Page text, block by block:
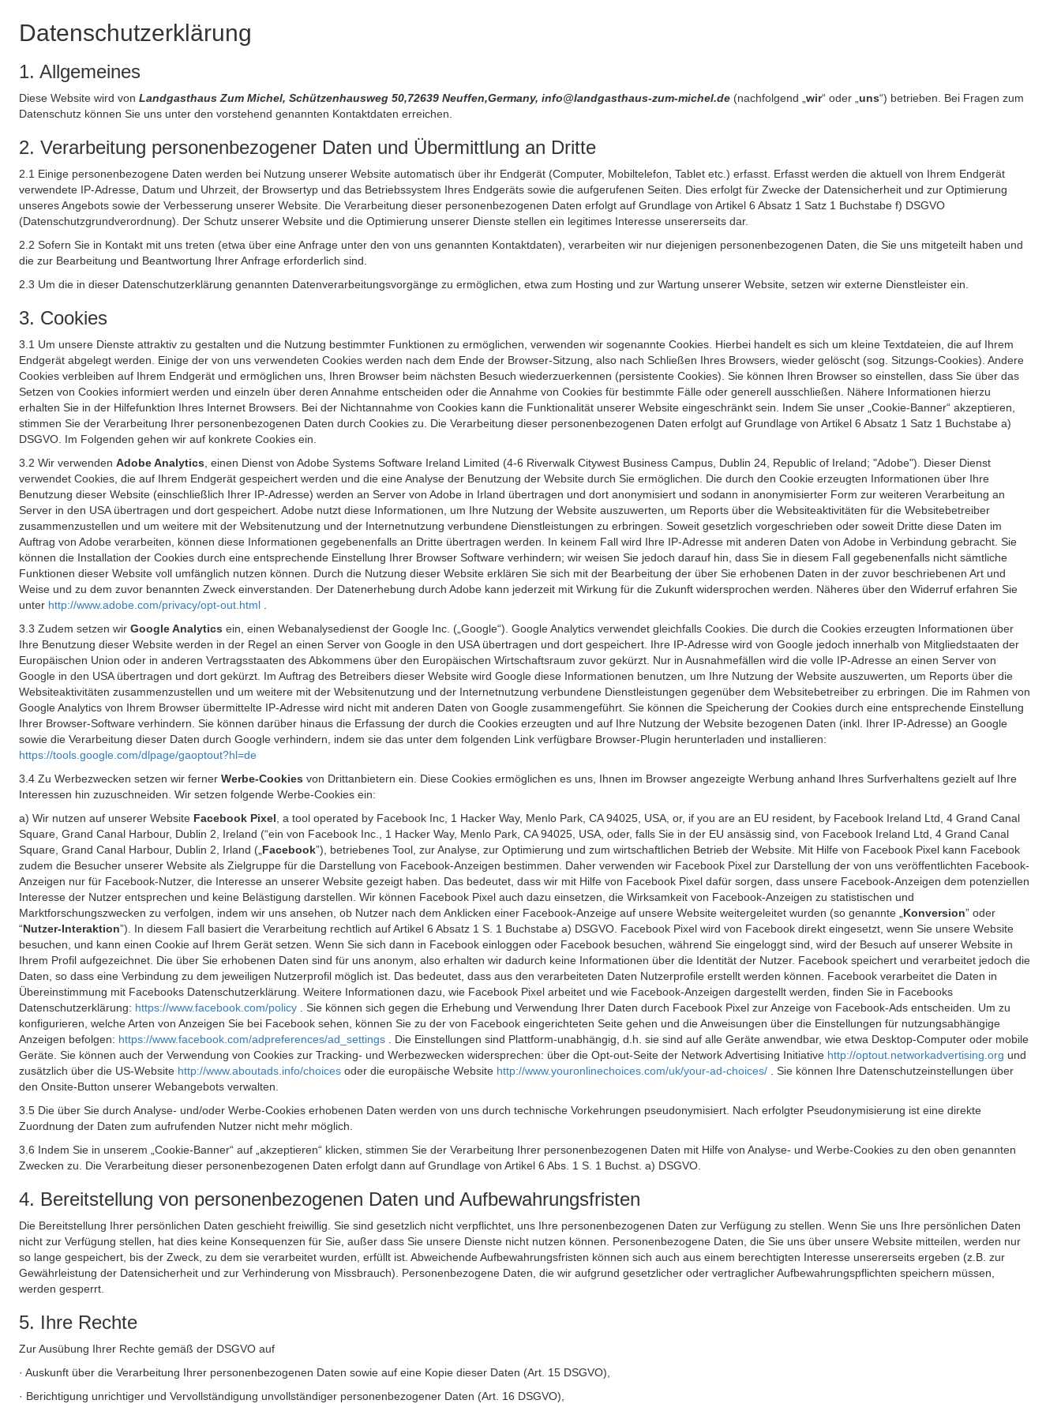
Datenschutzerklärung
1. Allgemeines
Diese Website wird von Landgasthaus Zum Michel, Schützenhausweg 50,72639 Neuffen,Germany, info@landgasthaus-zum-michel.de (nachfolgend „ wir“ oder „ uns“) betrieben. Bei Fragen zum
Datenschutz können Sie uns unter den vorstehend genannten Kontaktdaten erreichen.
2. Verarbeitung personenbezogener Daten und Übermittlung an Dritte
2.1 Einige personenbezogene Daten werden bei Nutzung unserer Website automatisch über ihr Endgerät (Computer, Mobiltelefon, Tablet etc.) erfasst. Erfasst werden die aktuell von Ihrem Endgerät
verwendete IP-Adresse, Datum und Uhrzeit, der Browsertyp und das Betriebssystem Ihres Endgeräts sowie die aufgerufenen Seiten. Dies erfolgt für Zwecke der Datensicherheit und zur Optimierung
unseres Angebots sowie der Verbesserung unserer Website. Die Verarbeitung dieser personenbezogenen Daten erfolgt auf Grundlage von Artikel 6 Absatz 1 Satz 1 Buchstabe f) DSGVO
(Datenschutzgrundverordnung). Der Schutz unserer Website und die Optimierung unserer Dienste stellen ein legitimes Interesse unsererseits dar.
2.2 Sofern Sie in Kontakt mit uns treten (etwa über eine Anfrage unter den von uns genannten Kontaktdaten), verarbeiten wir nur diejenigen personenbezogenen Daten, die Sie uns mitgeteilt haben und
die zur Bearbeitung und Beantwortung Ihrer Anfrage erforderlich sind.
2.3 Um die in dieser Datenschutzerklärung genannten Datenverarbeitungsvorgänge zu ermöglichen, etwa zum Hosting und zur Wartung unserer Website, setzen wir externe Dienstleister ein.
3. Cookies
3.1 Um unsere Dienste attraktiv zu gestalten und die Nutzung bestimmter Funktionen zu ermöglichen, verwenden wir sogenannte Cookies. Hierbei handelt es sich um kleine Textdateien, die auf Ihrem
Endgerät abgelegt werden. Einige der von uns verwendeten Cookies werden nach dem Ende der Browser-Sitzung, also nach Schließen Ihres Browsers, wieder gelöscht (sog. Sitzungs-Cookies). Andere
Cookies verbleiben auf Ihrem Endgerät und ermöglichen uns, Ihren Browser beim nächsten Besuch wiederzuerkennen (persistente Cookies). Sie können Ihren Browser so einstellen, dass Sie über das
Setzen von Cookies informiert werden und einzeln über deren Annahme entscheiden oder die Annahme von Cookies für bestimmte Fälle oder generell ausschließen. Nähere Informationen hierzu
erhalten Sie in der Hilfefunktion Ihres Internet Browsers. Bei der Nichtannahme von Cookies kann die Funktionalität unserer Website eingeschränkt sein. Indem Sie unser „Cookie-Banner“ akzeptieren,
stimmen Sie der Verarbeitung Ihrer personenbezogenen Daten durch Cookies zu. Die Verarbeitung dieser personenbezogenen Daten erfolgt auf Grundlage von Artikel 6 Absatz 1 Satz 1 Buchstabe a)
DSGVO. Im Folgenden gehen wir auf konkrete Cookies ein.
3.2 Wir verwenden Adobe Analytics , einen Dienst von Adobe Systems Software Ireland Limited (4-6 Riverwalk Citywest Business Campus, Dublin 24, Republic of Ireland; "Adobe"). Dieser Dienst
verwendet Cookies, die auf Ihrem Endgerät gespeichert werden und die eine Analyse der Benutzung der Website durch Sie ermöglichen. Die durch den Cookie erzeugten Informationen über Ihre
Benutzung dieser Website (einschließlich Ihrer IP-Adresse) werden an Server von Adobe in Irland übertragen und dort anonymisiert und sodann in anonymisierter Form zur weiteren Verarbeitung an
Server in den USA übertragen und dort gespeichert. Adobe nutzt diese Informationen, um Ihre Nutzung der Website auszuwerten, um Reports über die Websiteaktivitäten für die Websitebetreiber
zusammenzustellen und um weitere mit der Websitenutzung und der Internetnutzung verbundene Dienstleistungen zu erbringen. Soweit gesetzlich vorgeschrieben oder soweit Dritte diese Daten im
Auftrag von Adobe verarbeiten, können diese Informationen gegebenenfalls an Dritte übertragen werden. In keinem Fall wird Ihre IP-Adresse mit anderen Daten von Adobe in Verbindung gebracht. Sie
können die Installation der Cookies durch eine entsprechende Einstellung Ihrer Browser Software verhindern; wir weisen Sie jedoch darauf hin, dass Sie in diesem Fall gegebenenfalls nicht sämtliche
Funktionen dieser Website voll umfänglich nutzen können. Durch die Nutzung dieser Website erklären Sie sich mit der Bearbeitung der über Sie erhobenen Daten in der zuvor beschriebenen Art und
Weise und zu dem zuvor benannten Zweck einverstanden. Der Datenerhebung durch Adobe kann jederzeit mit Wirkung für die Zukunft widersprochen werden. Näheres über den Widerruf erfahren Sie
unter http://www.adobe.com/privacy/opt-out.html
3.3 Zudem setzen wir Google Analytics ein, einen Webanalysedienst der Google Inc. („Google“). Google Analytics verwendet gleichfalls Cookies. Die durch die Cookies erzeugten Informationen über
Ihre Benutzung dieser Website werden in der Regel an einen Server von Google in den USA übertragen und dort gespeichert. Ihre IP-Adresse wird von Google jedoch innerhalb von Mitgliedstaaten der
Europäischen Union oder in anderen Vertragsstaaten des Abkommens über den Europäischen Wirtschaftsraum zuvor gekürzt. Nur in Ausnahmefällen wird die volle IP-Adresse an einen Server von
Google in den USA übertragen und dort gekürzt. Im Auftrag des Betreibers dieser Website wird Google diese Informationen benutzen, um Ihre Nutzung der Website auszuwerten, um Reports über die
Websiteaktivitäten zusammenzustellen und um weitere mit der Websitenutzung und der Internetnutzung verbundene Dienstleistungen gegenüber dem Websitebetreiber zu erbringen. Die im Rahmen von
Google Analytics von Ihrem Browser übermittelte IP-Adresse wird nicht mit anderen Daten von Google zusammengeführt. Sie können die Speicherung der Cookies durch eine entsprechende Einstellung
Ihrer Browser-Software verhindern. Sie können darüber hinaus die Erfassung der durch die Cookies erzeugten und auf Ihre Nutzung der Website bezogenen Daten (inkl. Ihrer IP-Adresse) an Google
sowie die Verarbeitung dieser Daten durch Google verhindern, indem sie das unter dem folgenden Link verfügbare Browser-Plugin herunterladen und installieren:
https://tools.google.com/dlpage/gaoptout?hl=de
3.4 Zu Werbezwecken setzen wir ferner Werbe-Cookies von Drittanbietern ein. Diese Cookies ermöglichen es uns, Ihnen im Browser angezeigte Werbung anhand Ihres Surfverhaltens gezielt auf Ihre
Interessen hin zuzuschneiden. Wir setzen folgende Werbe-Cookies ein:
a) Wir nutzen auf unserer Website Facebook Pixel , a tool operated by Facebook Inc, 1 Hacker Way, Menlo Park, CA 94025, USA, or, if you are an EU resident, by Facebook Ireland Ltd, 4 Grand Canal
Square, Grand Canal Harbour, Dublin 2, Ireland (“ein von Facebook Inc., 1 Hacker Way, Menlo Park, CA 94025, USA, oder, falls Sie in der EU ansässig sind, von Facebook Ireland Ltd, 4 Grand Canal
Square, Grand Canal Harbour, Dublin 2, Irland („ Facebook”), betriebenes Tool, zur Analyse, zur Optimierung und zum wirtschaftlichen Betrieb der Website. Mit Hilfe von Facebook Pixel kann Facebook
zudem die Besucher unserer Website als Zielgruppe für die Darstellung von Facebook-Anzeigen bestimmen. Daher verwenden wir Facebook Pixel zur Darstellung der von uns veröffentlichten Facebook-
Anzeigen nur für Facebook-Nutzer, die Interesse an unserer Website gezeigt haben. Das bedeutet, dass wir mit Hilfe von Facebook Pixel dafür sorgen, dass unsere Facebook-Anzeigen dem potenziellen
Interesse der Nutzer entsprechen und keine Belästigung darstellen. Wir können Facebook Pixel auch dazu einsetzen, die Wirksamkeit von Facebook-Anzeigen zu statistischen und
Marktforschungszwecken zu verfolgen, indem wir uns ansehen, ob Nutzer nach dem Anklicken einer Facebook-Anzeige auf unsere Website weitergeleitet wurden (so genannte „ Konversion” oder
“Nutzer-Interaktion”). In diesem Fall basiert die Verarbeitung rechtlich auf Artikel 6 Absatz 1 S. 1 Buchstabe a) DSGVO. Facebook Pixel wird von Facebook direkt eingesetzt, wenn Sie unsere Website
besuchen, und kann einen Cookie auf Ihrem Gerät setzen. Wenn Sie sich dann in Facebook einloggen oder Facebook besuchen, während Sie eingeloggt sind, wird der Besuch auf unserer Website in
Ihrem Profil aufgezeichnet. Die über Sie erhobenen Daten sind für uns anonym, also erhalten wir dadurch keine Informationen über die Identität der Nutzer. Facebook speichert und verarbeitet jedoch die
Daten, so dass eine Verbindung zu dem jeweiligen Nutzerprofil möglich ist. Das bedeutet, dass aus den verarbeiteten Daten Nutzerprofile erstellt werden können. Facebook verarbeitet die Daten in
Übereinstimmung mit Facebooks Datenschutzerklärung. Weitere Informationen dazu, wie Facebook Pixel arbeitet und wie Facebook-Anzeigen dargestellt werden, finden Sie in Facebooks
Datenschutzerklärung: https://www.facebook.com/policy
. Sie können sich gegen die Erhebung und Verwendung Ihrer Daten durch Facebook Pixel zur Anzeige von Facebook-Ads entscheiden. Um zu
konfigurieren, welche Arten von Anzeigen Sie bei Facebook sehen, können Sie zu der von Facebook eingerichteten Seite gehen und die Anweisungen über die Einstellungen für nutzungsabhängige
Anzeigen befolgen: https://www.facebook.com/adpreferences/ad_settings
. Die Einstellungen sind Plattform-unabhängig, d.h. sie sind auf alle Geräte anwendbar, wie etwa Desktop-Computer oder mobile
Geräte. Sie können auch der Verwendung von Cookies zur Tracking- und Werbezwecken widersprechen: über die Opt-out-Seite der Network Advertising Initiative http://optout.networkadvertising.org und
zusätzlich über die US-Website http://www.aboutads.info/choices oder die europäische Website http://www.youronlinechoices.com/uk/your-ad-choices/
. Sie können Ihre Datenschutzeinstellungen über
den Onsite-Button unserer Webangebots verwalten.
3.5 Die über Sie durch Analyse- und/oder Werbe-Cookies erhobenen Daten werden von uns durch technische Vorkehrungen pseudonymisiert. Nach erfolgter Pseudonymisierung ist eine direkte
Zuordnung der Daten zum aufrufenden Nutzer nicht mehr möglich.
3.6 Indem Sie in unserem „Cookie-Banner“ auf „akzeptieren“ klicken, stimmen Sie der Verarbeitung Ihrer personenbezogenen Daten mit Hilfe von Analyse- und Werbe-Cookies zu den oben genannten
Zwecken zu. Die Verarbeitung dieser personenbezogenen Daten erfolgt dann auf Grundlage von Artikel 6 Abs. 1 S. 1 Buchst. a) DSGVO.
4. Bereitstellung von personenbezogenen Daten und Aufbewahrungsfristen
Die Bereitstellung Ihrer persönlichen Daten geschieht freiwillig. Sie sind gesetzlich nicht verpflichtet, uns Ihre personenbezogenen Daten zur Verfügung zu stellen. Wenn Sie uns Ihre persönlichen Daten
nicht zur Verfügung stellen, hat dies keine Konsequenzen für Sie, außer dass Sie unsere Dienste nicht nutzen können. Personenbezogene Daten, die Sie uns über unsere Website mitteilen, werden nur
so lange gespeichert, bis der Zweck, zu dem sie verarbeitet wurden, erfüllt ist. Abweichende Aufbewahrungsfristen können sich auch aus einem berechtigten Interesse unsererseits ergeben (z.B. zur
Gewährleistung der Datensicherheit und zur Verhinderung von Missbrauch). Personenbezogene Daten, die wir aufgrund gesetzlicher oder vertraglicher Aufbewahrungspflichten speichern müssen,
werden gesperrt.
5. Ihre Rechte
Zur Ausübung Ihrer Rechte gemäß der DSGVO auf
· Auskunft über die Verarbeitung Ihrer personenbezogenen Daten sowie auf eine Kopie dieser Daten (Art. 15 DSGVO),
· Berichtigung unrichtiger und Vervollständigung unvollständiger personenbezogener Daten (Art. 16 DSGVO),